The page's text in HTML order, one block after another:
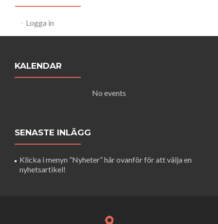
Logga in
KALENDAR
No events
SENASTE INLÄGG
Klicka i menyn ”Nyheter” här ovanför för att välja en
nyhetsartikel!